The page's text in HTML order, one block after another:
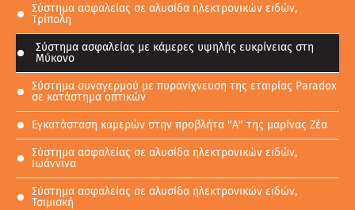
Σύστημα ασφαλείας σε αλυσίδα ηλεκτρονικών ειδών,
Τρίπολη
Σύστημα ασφαλείας με κάμερες υψηλής ευκρίνειας στη
Μύκονο
Σύστημα συναγερμού με πυρανίχνευση της εταιρίας Paradox
σε κατάστημα οπτικών
Εγκατάσταση καμερών στην προβλήτα "Α" της μαρίνας Ζέα
Σύστημα ασφαλείας σε αλυσίδα ηλεκτρονικών ειδών,
Ιωάννινα
Σύστημα ασφαλείας σε αλυσίδα ηλεκτρονικών ειδών,
Τσιμισκή